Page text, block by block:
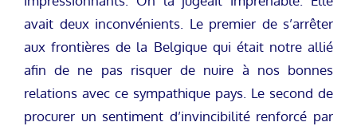
avait deux inconvénients. Le premier de s’arrêter
aux frontières de la Belgique qui était notre allié
afin de ne pas risquer de nuire à nos bonnes
relations avec ce sympathique pays. Le second de
procurer un sentiment d’invincibilité renforcé par